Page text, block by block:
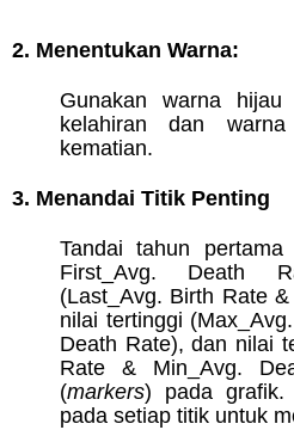
2. Menentukan Warna:
Gunakan warna
kelahiran dan
kematian.
3. Menandai Titik Penting
Tandai tahun
First_Avg. Death
(Last_Avg. Birth Rate
nilai tertinggi
Death Rate), dan nilai
Rate & Min_Avg.
(markers) pada grafik.
pada setiap titik untuk